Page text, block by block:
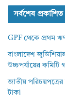
সর্বশেষ
GPF থেকে প্রথম
বাংলাদেশ
উচ্চপর্যায়ের কমিটি
জাতীয়
টাকা